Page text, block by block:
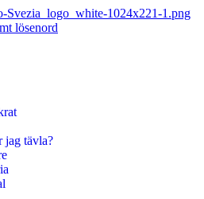
lösenord
jag tävla?